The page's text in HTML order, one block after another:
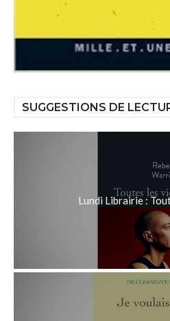
SUGGESTIONS DE
Lundi Librairie :